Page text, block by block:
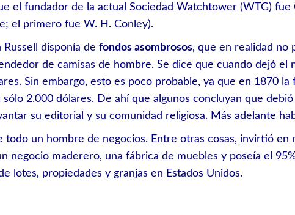
el fundador de la actual Sociedad Watchtower (WTG) fue
el primero fue W. H. Conley).
Russell disponía de fondos asombrosos, que en realidad no
de camisas de hombre. Se dice que cuando dejó el
Sin embargo, esto es poco probable, ya que en 1870
2.000 dólares. De ahí que algunos concluyan que
su editorial y su comunidad religiosa. Más adelante
todo un hombre de negocios. Entre otras cosas, invirtió en
negocio maderero, una fábrica de muebles y poseía el
lotes, propiedades y granjas en Estados Unidos.